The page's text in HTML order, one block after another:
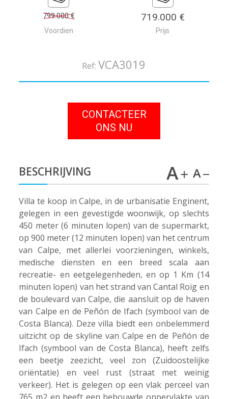
799.000 €
Voordien
719.000 €
Prijs
Ref: VCA3019
CONTACTEER
ONS NU
BESCHRIJVING
Villa te koop in Calpe, in de urbanisatie Enginent,
gelegen in een gevestigde woonwijk, op slechts
450 meter (6 minuten lopen) van de supermarkt,
op 900 meter (12 minuten lopen) van het centrum
van Calpe, met allerlei voorzieningen, winkels,
medische diensten en een breed scala aan
recreatie- en eetgelegenheden, en op 1 Km (14
minuten lopen) van het strand van Cantal Roig en
de boulevard van Calpe, die aansluit op de haven
van Calpe en de Peñón de Ifach (symbool van de
Costa Blanca). Deze villa biedt een onbelemmerd
uitzicht op de skyline van Calpe en de Peñón de
Ifach (symbool van de Costa Blanca), heeft zelfs
een beetje zeezicht, veel zon (Zuidoostelijke
oriëntatie) en veel rust (straat met weinig
verkeer). Het is gelegen op een vlak perceel van